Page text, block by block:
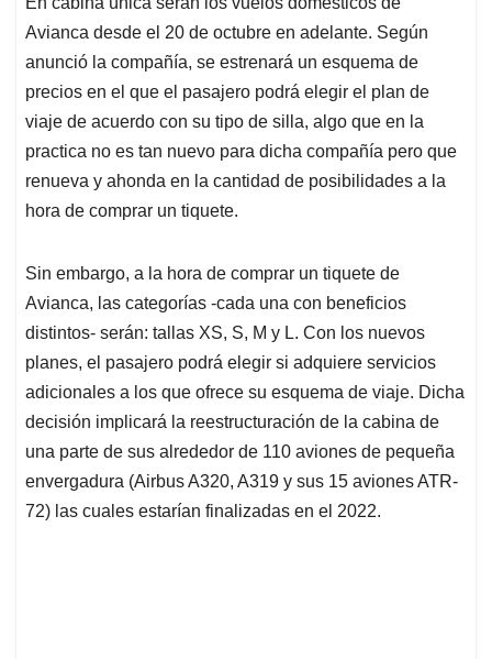
s
A
p
p
b
o
o
k
e
d
I
n
l
a
d
s
Avianca desde el 20 de octubre en adelante. Según
anunció la compañía, se estrenará un esquema de
precios en el que el pasajero podrá elegir el plan de
viaje de acuerdo con su tipo de silla, algo que en la
practica no es tan nuevo para dicha compañía pero que
renueva y ahonda en la cantidad de posibilidades a la
hora de comprar un tiquete.
Sin embargo, a la hora de comprar un tiquete de
Avianca, las categorías -cada una con beneficios
distintos- serán: tallas XS, S, M y L. Con los nuevos
planes, el pasajero podrá elegir si adquiere servicios
adicionales a los que ofrece su esquema de viaje. Dicha
decisión implicará la reestructuración de la cabina de
una parte de sus alrededor de 110 aviones de pequeña
envergadura (Airbus A320, A319 y sus 15 aviones ATR-
72) las cuales estarían finalizadas en el 2022.